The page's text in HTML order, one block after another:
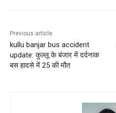
Previous article
kullu banjar bus accident
update: कुल्लू के बंजार में दर्दनाक
बस हादसे में 25 की मौत